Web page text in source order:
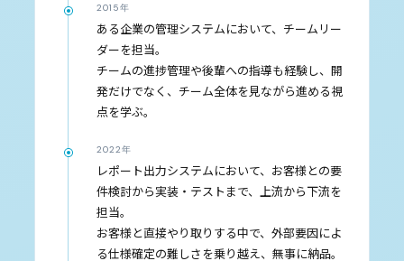
2015年
ある企業の管理システムにおいて、チームリー
ダーを担当。
チームの進捗管理や後輩への指導も経験し、開
発だけでなく、チーム全体を見ながら進める視
点を学ぶ。
2022年
レポート出力システムにおいて、お客様との要
件検討から実装・テストまで、上流から下流を
担当。
お客様と直接やり取りする中で、外部要因によ
る仕様確定の難しさを乗り越え、無事に納品。